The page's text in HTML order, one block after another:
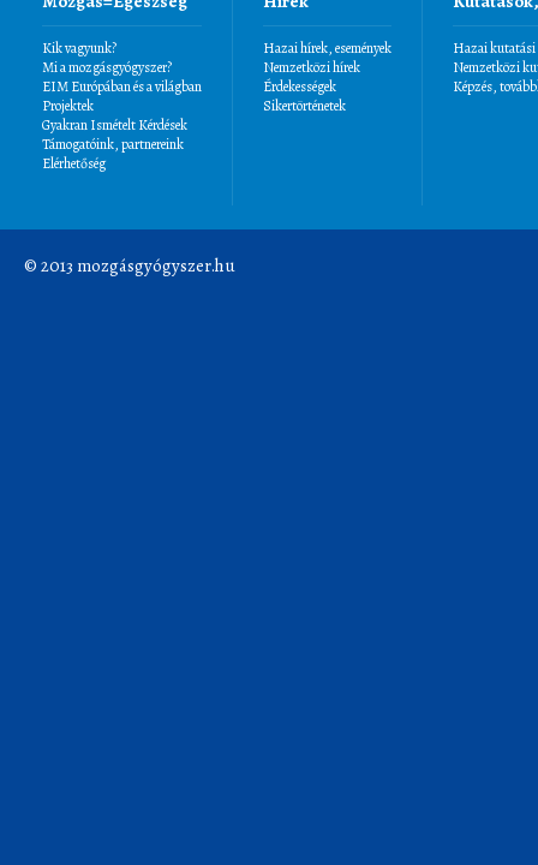
Kik vagyunk?
Mi a mozgásgyógyszer?
EIM Európában és a világban
Projektek
Gyakran Ismételt Kérdések
Támogatóink, partnereink
Elérhetőség
Hazai hírek, események
Nemzetközi hírek
Érdekességek
Sikertörténetek
Hazai kutatási
Nemzetközi
Képzés,
© 2013 mozgásgyógyszer.hu